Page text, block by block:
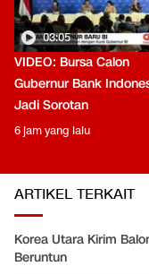
03:05
VIDEO: Bursa Calon
Gubernur Bank
Jadi Sorotan
6 jam yang lalu
ARTIKEL TERKAIT
Korea Utara Kirim
Beruntun